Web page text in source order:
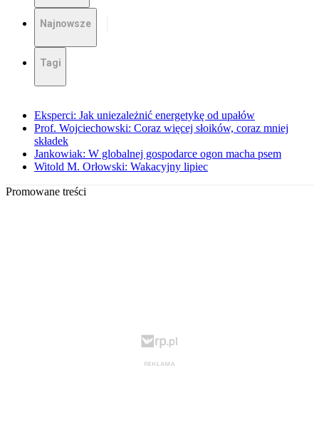
Najnowsze
Tagi
Eksperci: Jak uniezależnić energetykę od upałów
Prof. Wojciechowski: Coraz więcej słoików, coraz mniej
składek
Jankowiak: W globalnej gospodarce ogon macha psem
Witold M. Orłowski: Wakacyjny lipiec
Promowane treści